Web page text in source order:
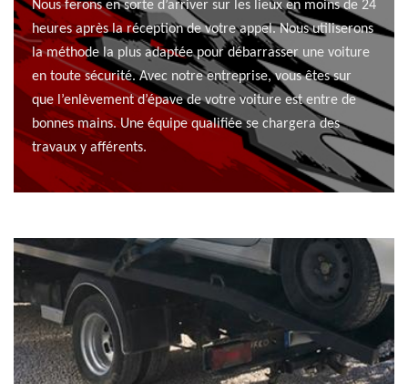
Nous ferons en sorte d’arriver sur les lieux en moins de 24
heures après la réception de votre appel. Nous utiliserons
la méthode la plus adaptée pour débarrasser une voiture
en toute sécurité. Avec notre entreprise, vous êtes sur
que l’enlèvement d’épave de votre voiture est entre de
bonnes mains. Une équipe qualifiée se chargera des
travaux y afférents.